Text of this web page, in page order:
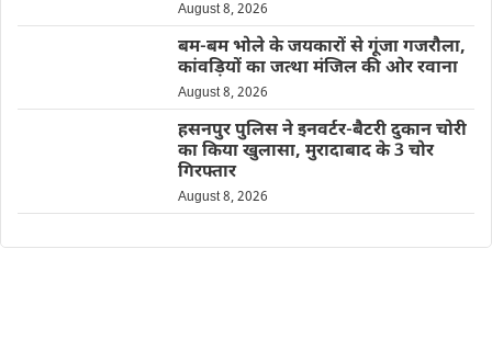
August 8, 2026
बम-बम भोले के जयकारों से गूंजा गजरौला,
कांवड़ियों का जत्था मंजिल की ओर रवाना
August 8, 2026
हसनपुर पुलिस ने इनवर्टर-बैटरी दुकान चोरी
का किया खुलासा, मुरादाबाद के 3 चोर
गिरफ्तार
August 8, 2026